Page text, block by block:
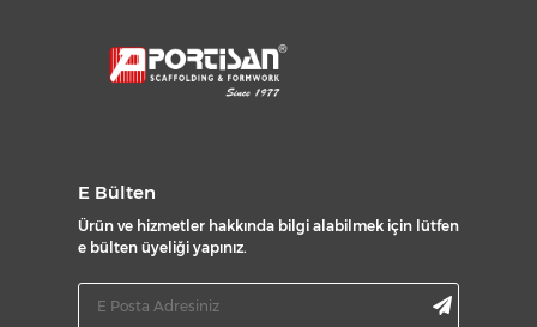
E Bülten
Ürün ve hizmetler hakkında bilgi alabilmek için lütfen
e bülten üyeliği yapınız.